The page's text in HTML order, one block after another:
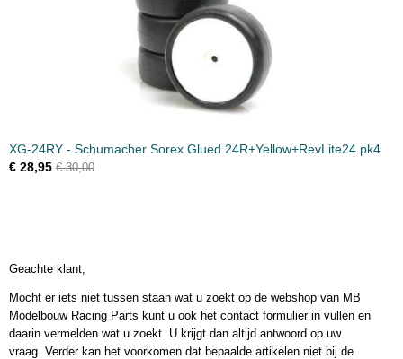
XG-24RY - Schumacher Sorex Glued 24R+Yellow+RevLite24 pk4
€ 28,95 € 30,00
Geachte klant,
Mocht er iets niet tussen staan wat u zoekt op de webshop van MB
Modelbouw Racing Parts kunt u ook het contact formulier in vullen en
daarin vermelden wat u zoekt. U krijgt dan altijd antwoord op uw
vraag. Verder kan het voorkomen dat bepaalde artikelen niet bij de